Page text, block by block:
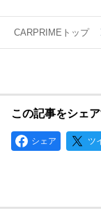
CARPRIMEトップ
この記事をシェ
シェア ツ